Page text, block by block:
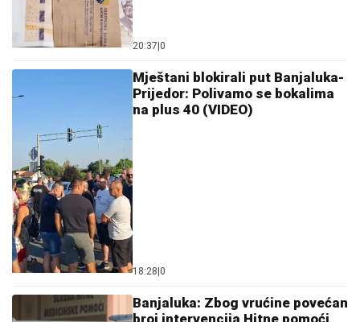
20:37 0
Mještani blokirali put Banjaluka-
Prijedor: Polivamo se bokalima
na plus 40 (VIDEO)
18:28 0
Banjaluka: Zbog vrućine povećan